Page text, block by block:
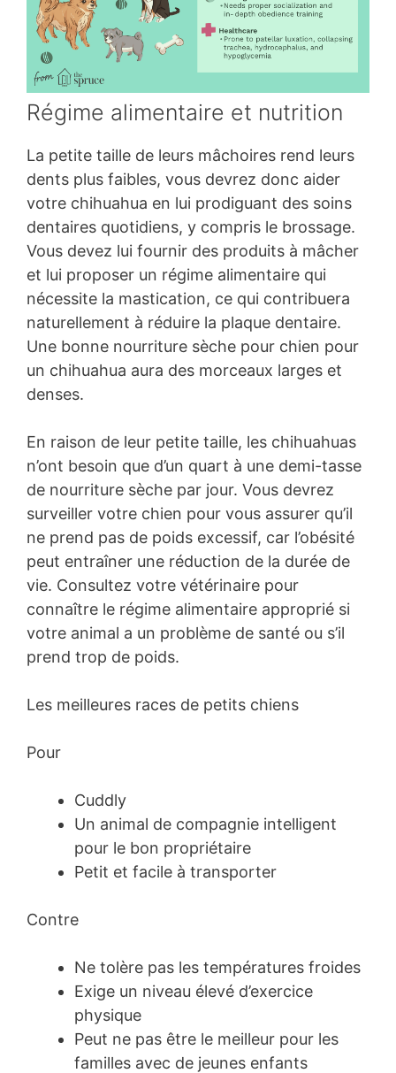
Régime alimentaire et nutrition
La petite taille de leurs mâchoires rend leurs
dents plus faibles, vous devrez donc aider
votre chihuahua en lui prodiguant des soins
dentaires quotidiens, y compris le brossage.
Vous devez lui fournir des produits à mâcher
et lui proposer un régime alimentaire qui
nécessite la mastication, ce qui contribuera
naturellement à réduire la plaque dentaire.
Une bonne nourriture sèche pour chien pour
un chihuahua aura des morceaux larges et
denses.
En raison de leur petite taille, les chihuahuas
n’ont besoin que d’un quart à une demi-tasse
de nourriture sèche par jour. Vous devrez
surveiller votre chien pour vous assurer qu’il
ne prend pas de poids excessif, car l’obésité
peut entraîner une réduction de la durée de
vie. Consultez votre vétérinaire pour
connaître le régime alimentaire approprié si
votre animal a un problème de santé ou s’il
prend trop de poids.
Les meilleures races de petits chiens
Pour
Cuddly
Un animal de compagnie intelligent
pour le bon propriétaire
Petit et facile à transporter
Contre
Ne tolère pas les températures froides
Exige un niveau élevé d’exercice
physique
Peut ne pas être le meilleur pour les
familles avec de jeunes enfants